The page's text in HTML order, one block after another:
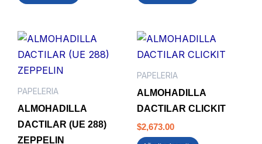
PAPELERIA
ALMOHADILLA
DACTILAR (UE 288)
ZEPPELIN
PAPELERIA
ALMOHADILLA
DACTILAR CLICKIT
$2,673.00